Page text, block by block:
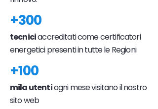
+300
tecniciaccreditati come certificatori
energetici presenti in tutte le Regioni
+100
mila utentiogni mese visitano il nostro
sito web